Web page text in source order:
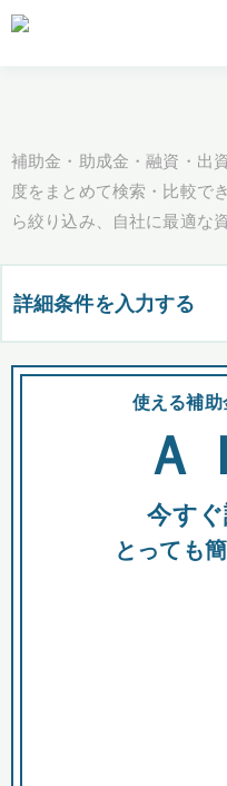
補助金・助成金・融資・出
度をまとめて検索・比較で
ら絞り込み、自社に最適な
詳細条件を入力する
都道府県
全国の検索結果を
助成金
使える補
Ａ
今す
とっても